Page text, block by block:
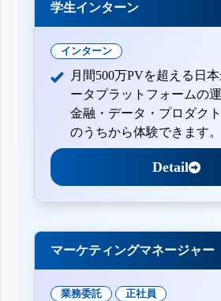
学生インターン
インターン
月間500万PVを超える日
ータプラットフォームの
金融・データ・プロダク
のうちから体験できます。
Detail
マーケティングマネージャー
業務委託 正社員